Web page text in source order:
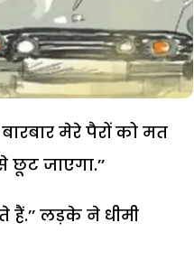
मेरे पैरों को मत
छूट जाएगा.’’
लड़के ने धीमी